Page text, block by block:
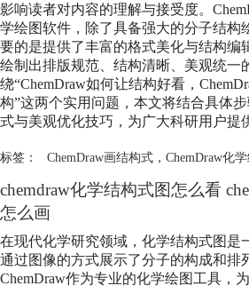
影响读者对内容的理解与接受度。
学绘图软件，除了具备强大的分子结构
要的是提供了丰富的格式美化与结构编
绘制出排版规范、结构清晰、美观统一
绕“ChemDraw如何让结构好看，
构”这两个实用问题，本文将结合具体
式与美观优化技巧，为广大科研用户提
标签： ChemDraw画结构式， ChemDraw化
chemdraw化学结构式图怎么看
怎么画
在现代化学研究领域，化学结构式图是
通过图像的方式展示了分子的构成和排
ChemDraw作为专业的化学绘图工具，